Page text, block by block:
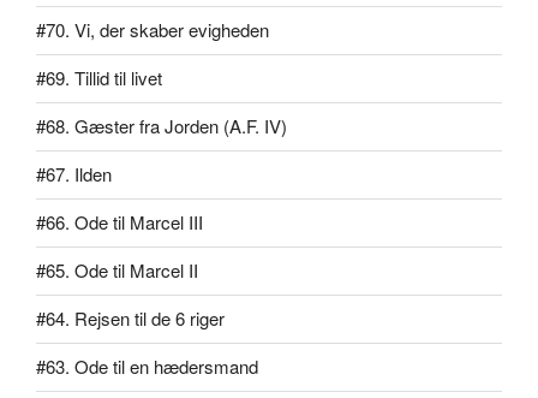
#70. Vi, der skaber evigheden
#69. Tillid til livet
#68. Gæster fra Jorden (A.F. IV)
#67. Ilden
#66. Ode til Marcel III
#65. Ode til Marcel II
#64. Rejsen til de 6 riger
#63. Ode til en hædersmand